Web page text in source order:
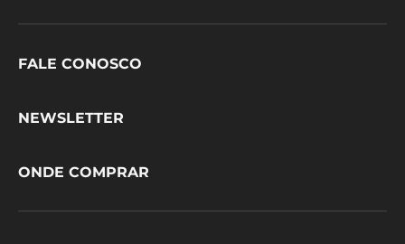
Footer
FALE CONOSCO
NEWSLETTER
ONDE COMPRAR